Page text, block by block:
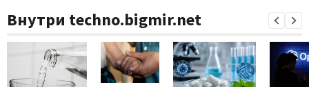
Внутри techno.bigmir.net